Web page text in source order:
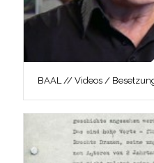
BAAL // Videos /